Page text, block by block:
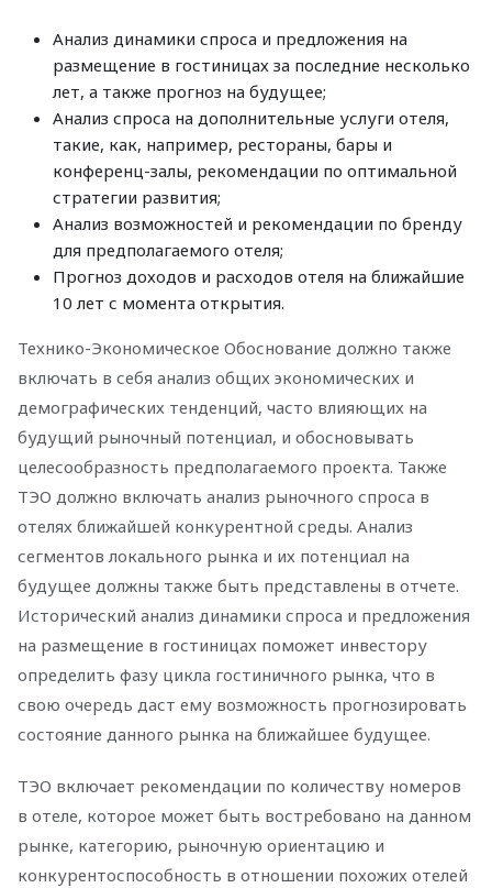
Анализ динамики спроса и предложения на
размещение в гостиницах за последние несколько
лет, а также прогноз на будущее;
Анализ спроса на дополнительные услуги отеля,
такие, как, например, рестораны, бары и
конференц-залы, рекомендации по оптимальной
стратегии развития;
Анализ возможностей и рекомендации по бренду
для предполагаемого отеля;
Прогноз доходов и расходов отеля на ближайшие
10 лет с момента открытия.
Технико-Экономическое Обоснование должно также
включать в себя анализ общих экономических и
демографических тенденций, часто влияющих на
будущий рыночный потенциал, и обосновывать
целесообразность предполагаемого проекта. Также
ТЭО должно включать анализ рыночного спроса в
отелях ближайшей конкурентной среды. Анализ
сегментов локального рынка и их потенциал на
будущее должны также быть представлены в отчете.
Исторический анализ динамики спроса и предложения
на размещение в гостиницах поможет инвестору
определить фазу цикла гостиничного рынка, что в
свою очередь даст ему возможность прогнозировать
состояние данного рынка на ближайшее будущее.
ТЭО включает рекомендации по количеству номеров
в отеле, которое может быть востребовано на данном
рынке, категорию, рыночную ориентацию и
конкурентоспособность в отношении похожих отелей